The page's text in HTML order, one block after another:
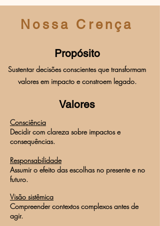
Nossa Crença
Propósito
Sustentar decisões conscientes que transformam
valores em impacto e constroem legado.
Valores
Consciência
Decidir com clareza sobre impactos e
consequências.
Responsabilidade
Assumir o efeito das escolhas no presente e no
futuro.
Visão sistêmica
Compreender contextos complexos antes de
agir.